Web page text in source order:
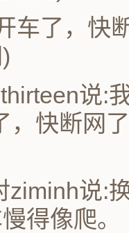
车了，快
说:
，快断网
ziminh说:
得像爬